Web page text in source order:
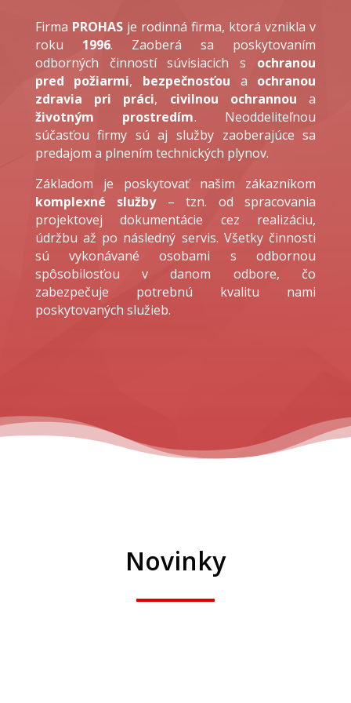
Firma PROHASje rodinná firma, ktorá vznikla v
roku 1996. Zaoberá sa poskytovaním
odborných činností súvisiacich s ochranou
pred požiarmi, bezpečnosťou a ochranou
zdravia pri práci, civilnou ochrannou a
životným prostredím. Neoddeliteľnou
súčasťou firmy sú aj služby zaoberajúce sa
predajom a plnením technických plynov.
Základom je poskytovať našim zákazníkom
komplexné služby– tzn. od spracovania
projektovej dokumentácie cez realizáciu,
údržbu až po následný servis. Všetky činnosti
sú vykonávané osobami s odbornou
spôsobilosťou v danom odbore, čo
zabezpečuje potrebnú kvalitu nami
poskytovaných služieb.
Novinky